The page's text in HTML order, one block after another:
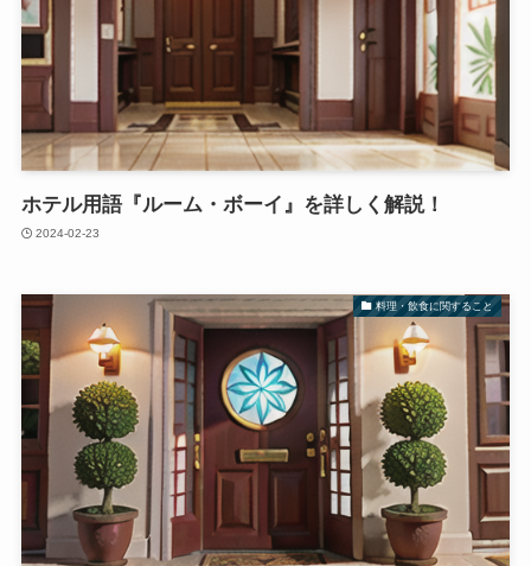
ホテル用語『ルーム・ボーイ』を詳しく解説！
2024-02-23
料理・飲食に関すること